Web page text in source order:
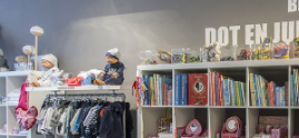
Voel je thuis in Breda | GoodMood
Welkom in Breda
Studentenverenigingen
Studentenraad